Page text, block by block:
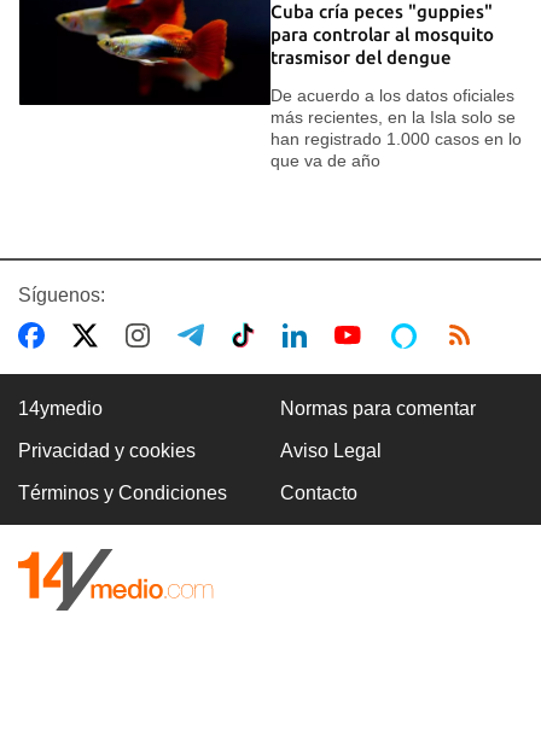
Cuba cría peces "guppies"
para controlar al mosquito
trasmisor del dengue
De acuerdo a los datos oficiales
más recientes, en la Isla solo se
han registrado 1.000 casos en lo
que va de año
Síguenos:
14ymedio Normas para comentar
Privacidad y cookies Aviso Legal
Términos y Condiciones Contacto